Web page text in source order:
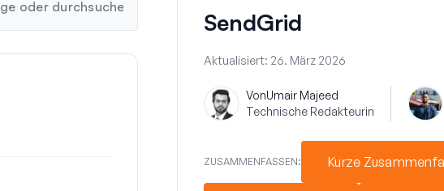
SendGrid
Aktualisiert: 26. März 2026
VonUmair Majeed
Technische Redakteurin
ZUSAMMENFASSEN: Kurze